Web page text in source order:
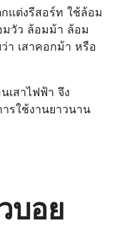
แต่งรีสอร์ท ใช้ล้อม
วัว ล้อมม้า ล้อม
า เสาคอกม้า หรือ
เสาไฟฟ้า จึง
รใช้งานยาวนาน
บอย